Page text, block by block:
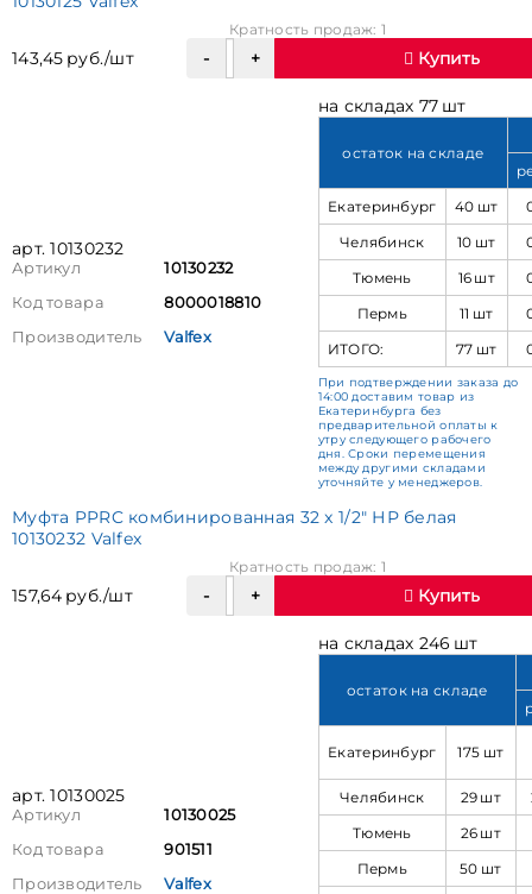
143,45 руб./шт
Кратность продаж: 1
Купить
арт. 10130232
Артикул
10130232
Код товара
8000018810
Производитель
Valfex
на складах 77 шт
остаток на складе
Екатеринбург
40 шт
Челябинск
10 шт
Тюмень
16 шт
Пермь
11 шт
ИТОГО:
77 шт
При подтверждении заказа до
14:00 доставим товар из
Екатеринбурга без
предварительной оплаты к
утру следующего рабочего
дня. Сроки перемещения
между другими складами
уточняйте у менеджеров.
Муфта PPRC комбинированная 32 x 1/2" НР белая
10130232 Valfex
157,64 руб./шт
Кратность продаж: 1
Купить
арт. 10130025
Артикул
10130025
Код товара
901511
Производитель
Valfex
на складах 246 шт
остаток на складе
Екатеринбург 175 шт
Челябинск 29 шт
Тюмень
26 шт
Пермь
50 шт